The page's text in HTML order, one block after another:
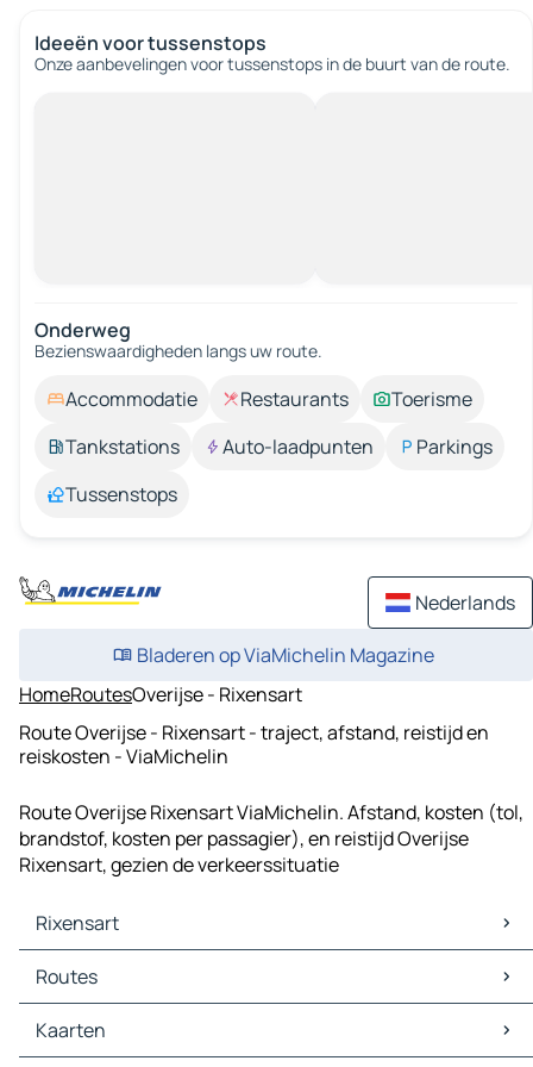
Ideeën voor tussenstops
Onze aanbevelingen voor tussenstops in de buurt van de route.
Onderweg
Bezienswaardigheden langs uw route.
Accommodatie Restaurants
Toerisme
Tankstations
Auto-laadpunten
Parkings
Tussenstops
Nederlands
Bladeren op ViaMichelin Magazine
HomeRoutesOverijse - Rixensart
Route Overijse - Rixensart - traject, afstand, reistijd en
reiskosten - ViaMichelin
Route Overijse Rixensart ViaMichelin. Afstand, kosten (tol,
brandstof, kosten per passagier), en reistijd Overijse
Rixensart, gezien de verkeerssituatie
Rixensart
Rixensart Kaarten
Rixensart Verkeer
Rixensart Hotels
Rixensart Restaurants
Routes
Routes Rixensart - Brussel
Routes Rixensart - Namen
Kaarten